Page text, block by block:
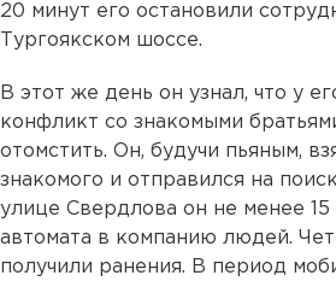
20 минут его остановили
Тургоякском шоссе.
В этот же день он узнал, что у
конфликт со знакомыми
отомстить. Он, будучи пьяным,
знакомого и отправился на
улице Свердлова он не менее 15
автомата в компанию людей.
получили ранения. В период